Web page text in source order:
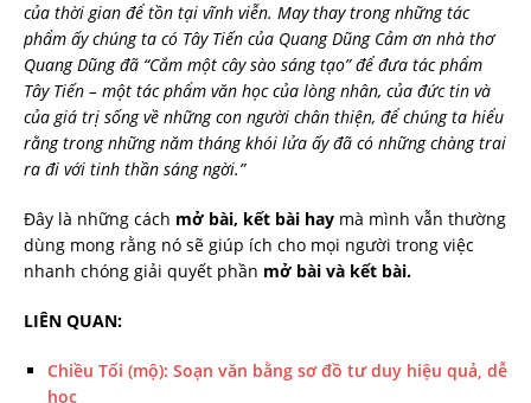
của thời gian để tồn tại vĩnh viễn. May thay trong những tác
phẩm ấy chúng ta có Tây Tiến của Quang Dũng Cảm ơn nhà thơ
Quang Dũng đã “Cắm một cây sào sáng tạo” để đưa tác phẩm
Tây Tiến – một tác phẩm văn học của lòng nhân, của đức tin và
của giá trị sống về những con người chân thiện, để chúng ta hiểu
rằng trong những năm tháng khói lửa ấy đã có những chàng trai
ra đi với tinh thần sáng ngời.”
Đây là những cách mở bài, kết bài hay mà mình vẫn thường
dùng mong rằng nó sẽ giúp ích cho mọi người trong việc
nhanh chóng giải quyết phần mở bài và kết bài.
LIÊN QUAN:
Chiều Tối (mộ): Soạn văn bằng sơ đồ tư duy hiệu quả, dễ
học